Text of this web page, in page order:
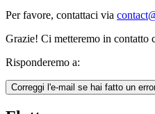
Per favore, contattaci via
Grazie! Ci metteremo in contatto
Risponderemo a:
Correggi l'e-mail se hai fatto un